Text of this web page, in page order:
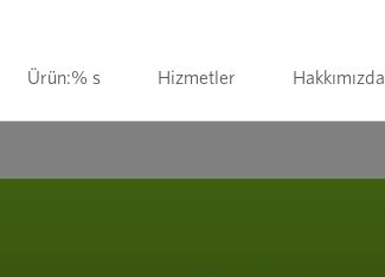
Ürün:% s Hizmetler Hakkımızda